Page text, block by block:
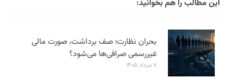
این مطالب را هم بخوانید:
بحران نظارت؛ صف برداشت، صورت مالی
غیررسمی صرافی‌ها می‌شود؟
۷ مرداد ۱۴۰۵